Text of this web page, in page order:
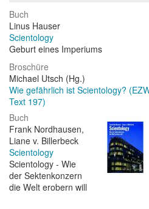
Buch
Linus Hauser
Scientology
Geburt eines Imperiums
Broschüre
Michael Utsch (Hg.)
Wie gefährlich ist Scientology?
Text 197)
Buch
Frank Nordhausen,
Liane v. Billerbeck
Scientology
Scientology - Wie
der Sektenkonzern
die Welt erobern will